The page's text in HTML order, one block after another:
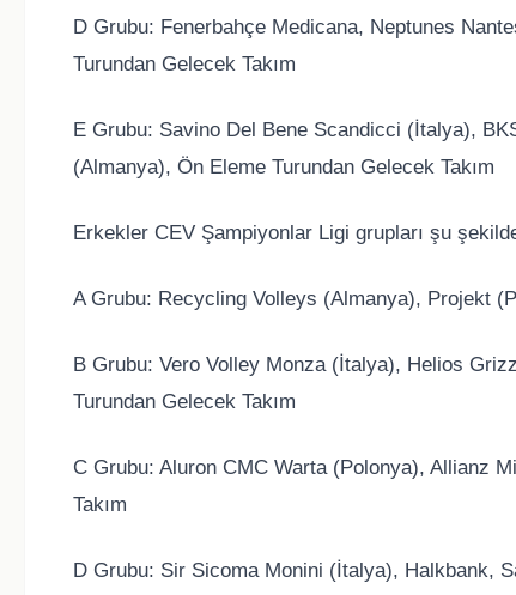
D Grubu: Fenerbahçe Medicana, Neptunes
Turundan Gelecek Takım
E Grubu: Savino Del Bene Scandicci (İtalya),
(Almanya), Ön Eleme Turundan Gelecek Takım
Erkekler CEV Şampiyonlar Ligi grupları şu
A Grubu: Recycling Volleys (Almanya), Projekt
B Grubu: Vero Volley Monza (İtalya), Helios
Turundan Gelecek Takım
C Grubu: Aluron CMC Warta (Polonya), Allianz
Takım
D Grubu: Sir Sicoma Monini (İtalya), Halkbank,